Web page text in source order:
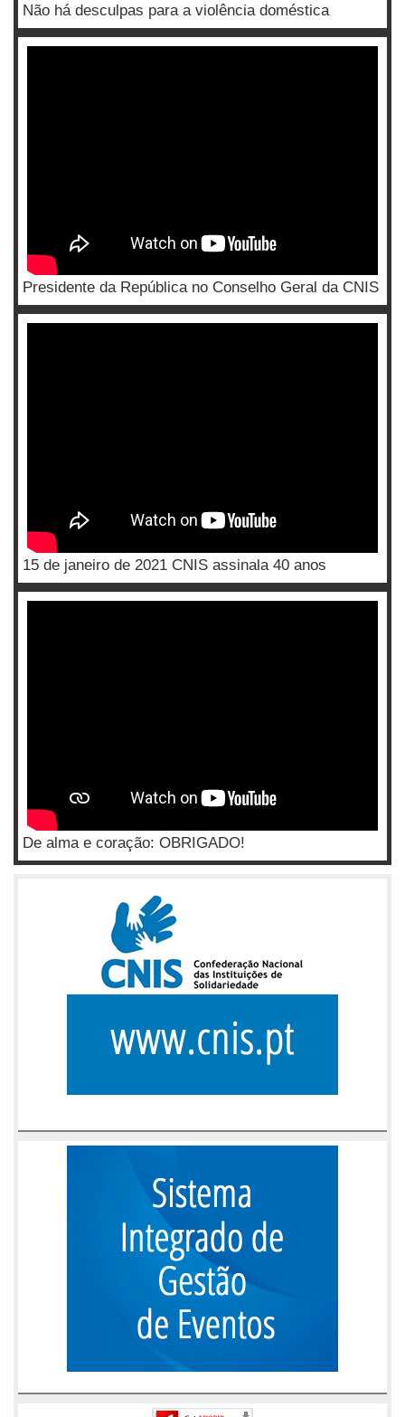
Não há desculpas para a violência doméstica
Presidente da República no Conselho Geral da CNIS
15 de janeiro de 2021 CNIS assinala 40 anos
De alma e coração: OBRIGADO!